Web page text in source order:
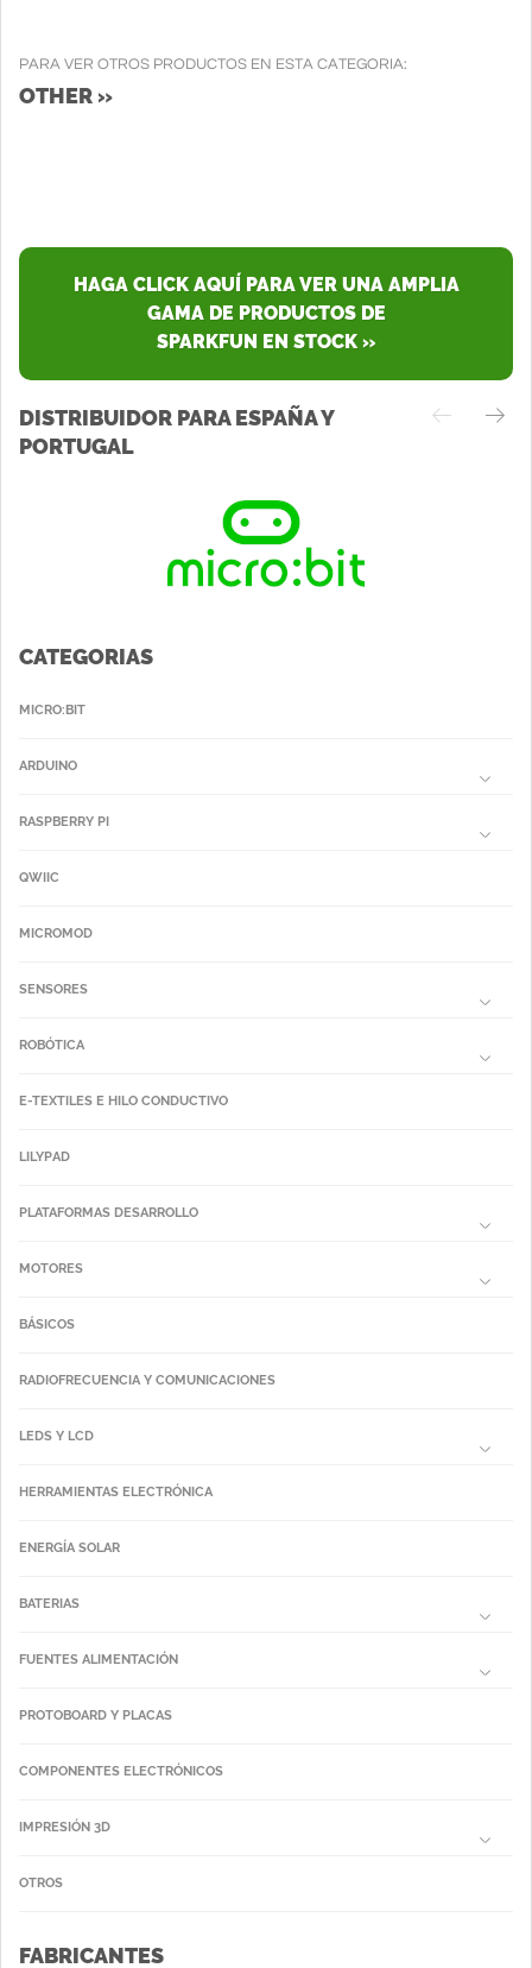
PARA VER OTROS PRODUCTOS EN ESTA CATEGORIA:
OTHER »
HAGA CLICK AQUÍ PARA VER UNA AMPLIA
GAMA DE PRODUCTOS DE
SPARKFUN EN STOCK »
DISTRIBUIDOR PARA ESPAÑA Y
PORTUGAL
CATEGORIAS
MICRO:BIT
ARDUINO
RASPBERRY PI
QWIIC
MICROMOD
SENSORES
ROBÓTICA
E-TEXTILES E HILO CONDUCTIVO
LILYPAD
PLATAFORMAS DESARROLLO
MOTORES
BÁSICOS
RADIOFRECUENCIA Y COMUNICACIONES
LEDS Y LCD
HERRAMIENTAS ELECTRÓNICA
ENERGÍA SOLAR
BATERIAS
FUENTES ALIMENTACIÓN
PROTOBOARD Y PLACAS
COMPONENTES ELECTRÓNICOS
IMPRESIÓN 3D
OTROS
FABRICANTES